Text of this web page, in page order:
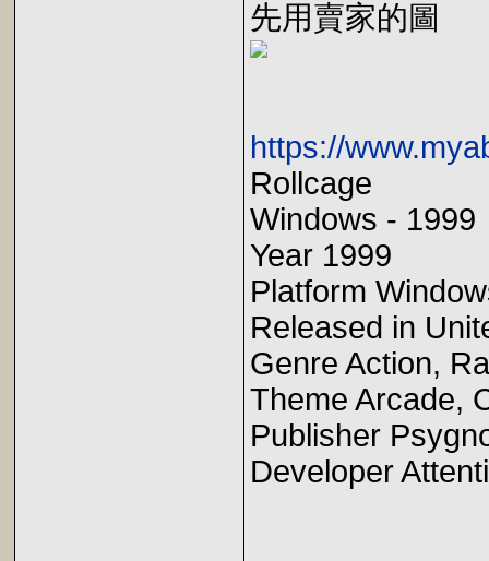
先用賣家的圖
https://
Rollcage
Windows - 1999
Year 1999
Platform
Released in
Genre Action,
Theme Arcade,
Publisher
Developer